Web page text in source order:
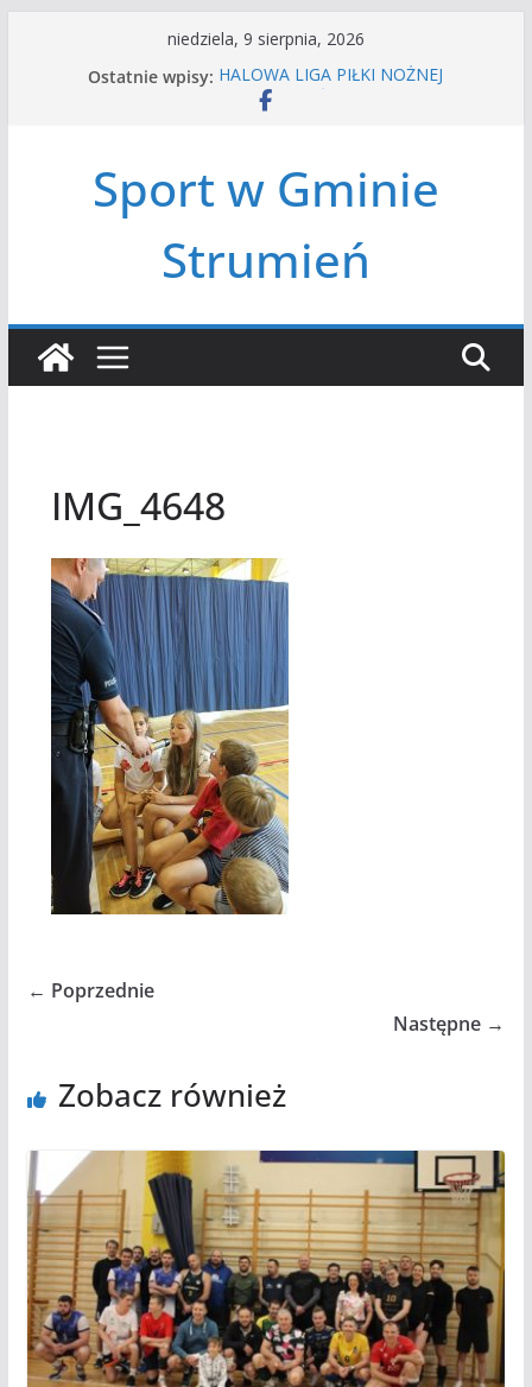
niedziela, 9 sierpnia, 2026
Ostatnie wpisy: HALOWA LIGA PIŁKI NOŻNEJ
LATO W MIEŚCIE’2026
Czwórbój lekkoatletyczny
Sport w Gminie
Strumień
IMG_4648
← Poprzednie
Następne →
Zobacz również